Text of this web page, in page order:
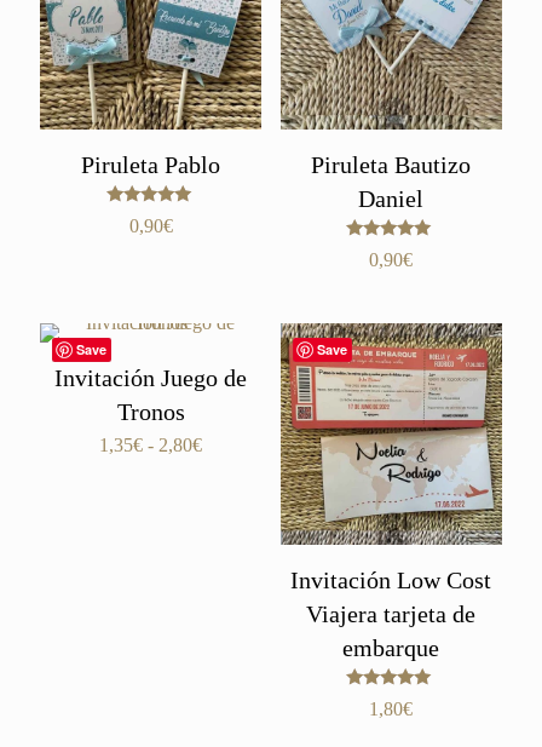
Piruleta Pablo
Valorado
con
0,90€
Piruleta Bautizo
Daniel
Valorado
con
0,90€
Save
Invitación Juego de
Tronos
1,35€ - 2,80€Rango
Save
Invitación Low Cost
Viajera tarjeta de
embarque
Valorado
con
1,80€